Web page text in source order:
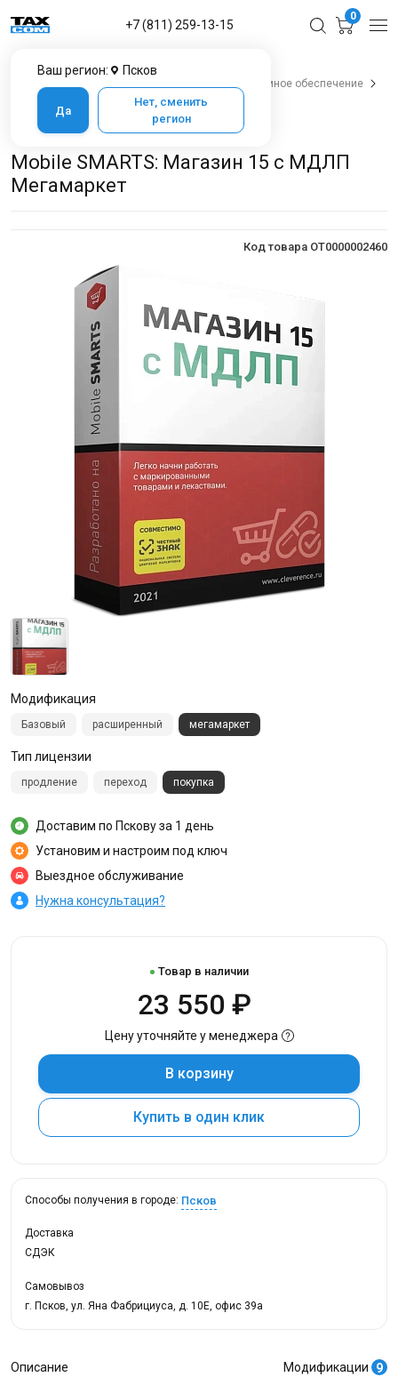
Ваш регион: Псков
Да
Нет, сменить
регион
+7 (811) 259-13-15
0
Программное обеспечение
Cleverence
Mobile Smarts: Магазин 15
Mobile SMARTS: Магазин 15 с МДЛП
Mobile SMARTS: Магазин 15 с МДЛП Мегамаркет
Mobile SMARTS: Магазин 15 с МДЛП
Мегамаркет
Код товара OT0000002460
Модификация
Базовый расширенный мегамаркет
Тип лицензии
продление переход покупка
Доставим по Пскову за 1 день
Установим и настроим под ключ
Выездное обслуживание
Нужна консультация?
Товар в наличии
23 550 ₽
Цену уточняйте у менеджера
В корзину
Купить в один клик
Способы получения в городе: Псков
Доставка
СДЭК
Самовывоз
г. Псков, ул. Яна Фабрициуса, д. 10Е, офис 39а
Описание Модификации 9